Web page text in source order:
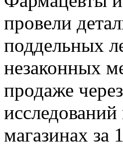
провели
поддельных
незаконных
продаже
магазинах за